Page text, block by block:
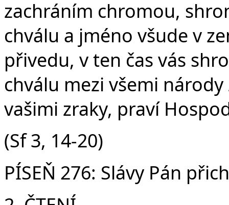
zachráním chromou,
chválu a jméno všude v
přivedu, v ten čas vás
chválu mezi všemi
vašimi zraky, praví
(Sf 3, 14-20)
PÍSEŇ 276: Slávy Pán